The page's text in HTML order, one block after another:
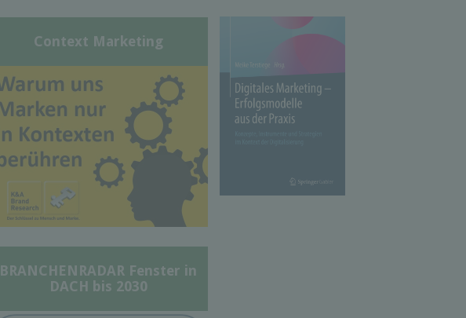
Context Marketing
BRANCHENRADAR Fenster in
DACH bis 2030